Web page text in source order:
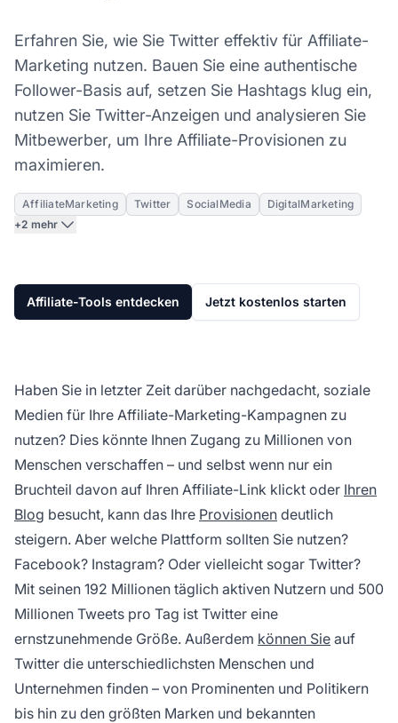
Erfahren Sie, wie Sie Twitter effektiv für Affiliate-
Marketing nutzen. Bauen Sie eine authentische
Follower-Basis auf, setzen Sie Hashtags klug ein,
nutzen Sie Twitter-Anzeigen und analysieren Sie
Mitbewerber, um Ihre Affiliate-Provisionen zu
maximieren.
AffiliateMarketing Twitter SocialMedia
DigitalMarketing
+2 mehr
Affiliate-Tools entdecken Jetzt kostenlos starten
Haben Sie in letzter Zeit darüber nachgedacht, soziale
Medien für Ihre Affiliate-Marketing-Kampagnen zu
nutzen? Dies könnte Ihnen Zugang zu Millionen von
Menschen verschaffen – und selbst wenn nur ein
Bruchteil davon auf Ihren Affiliate-Link klickt oder Ihren
Blog besucht, kann das Ihre Provisionen deutlich
steigern. Aber welche Plattform sollten Sie nutzen?
Facebook? Instagram? Oder vielleicht sogar Twitter?
Mit seinen 192 Millionen täglich aktiven Nutzern und 500
Millionen Tweets pro Tag ist Twitter eine
ernstzunehmende Größe. Außerdem können Sie auf
Twitter die unterschiedlichsten Menschen und
Unternehmen finden – von Prominenten und Politikern
bis hin zu den größten Marken und bekannten